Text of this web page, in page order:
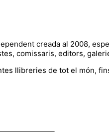
creada al 2008,
comissaris, editors,
llibreries de tot el món,